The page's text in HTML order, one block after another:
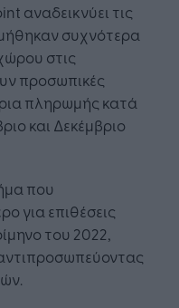
αναδεικνύει τις
συχνότερα
στις
προσωπικές
πληρωμής κατά
και Δεκέμβριο
που
για επιθέσεις
του 2022,